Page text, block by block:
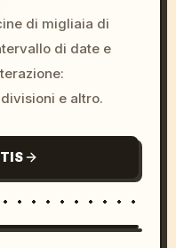
di migliaia di
di date e
e altro.